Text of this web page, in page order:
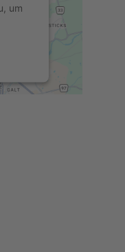
um